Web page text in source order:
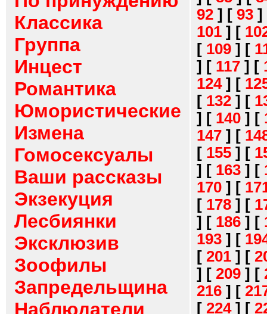
Классика
Группа
Инцест
Романтика
Юмористические
Измена
Гомосексуалы
Ваши рассказы
Экзекуция
Лесбиянки
Эксклюзив
Зоофилы
Запредельщина
Наблюдатели
92 ] [ 93 ]
101 ] [
[ 109 ] [
] [ 117 ] [
124] [
[ 132 ] [
] [ 140 ] [
147 ] [
[ 155 ] [
] [ 163 ] [
170 ] [
[ 178 ] [
] [ 186 ] [
193 ] [
[ 201 ] [
] [ 209 ] [
216 ] [
[ 224] [